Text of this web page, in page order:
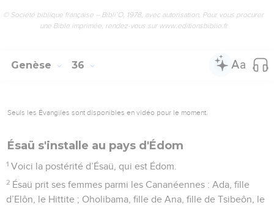
© Société biblique française – Bibli’O, 1978, avec autorisation. Pour vous procurer
une Bible imprimée, rendez-vous sur www.editionsbiblio.fr
Genèse 36
Seuls les Évangiles sont disponibles en vidéo pour le moment.
Ésaü s'installe au pays d'Édom
1 Voici la postérité d’Ésaü, qui est Édom.
2 Ésaü prit ses femmes parmi les Cananéennes : Ada, fille
d’Elôn, le Hittite ; Oholibama, fille de Ana, fille de Tsibeôn, le